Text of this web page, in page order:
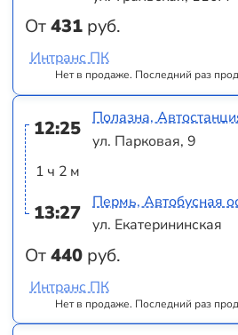
От431 руб.
Нет в продаже. Последний раз
Интранс ПК
12:25
1 ч 2 м
13:27
От440 руб.
Полазна,
ул. Парковая, 9
Пермь, Автобусная
ул. Екатерининская
Нет в продаже. Последний раз
Интранс ПК